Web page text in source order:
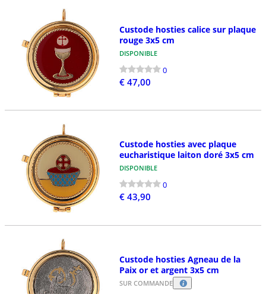
Custode hosties calice sur plaque
rouge 3x5 cm
DISPONIBLE
0
€ 47,00
Custode hosties avec plaque
eucharistique laiton doré 3x5 cm
DISPONIBLE
0
€ 43,90
Custode hosties Agneau de la
Paix or et argent 3x5 cm
SUR COMMANDE